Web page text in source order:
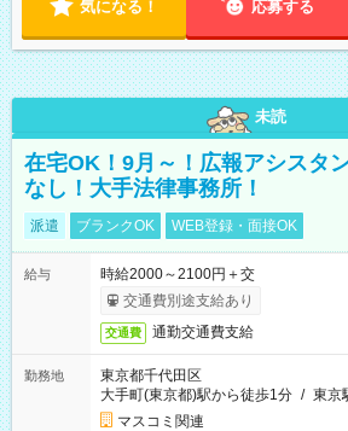
気になる！ 応募する
未読
在宅OK！9月～！広報アシスタ
なし！大手法律事務所！
派遣 ブランクOK WEB登録・面接OK
給与
時給2000～2100円＋交
交通費別途支給あり
交通費 通勤交通費支給
勤務地
東京都千代田区
大手町(東京都)駅から徒歩1分 / 東京
マスコミ関連